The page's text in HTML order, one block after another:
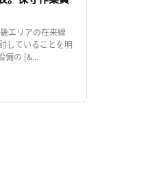
エリアの在来線
していることを明
備の [&...